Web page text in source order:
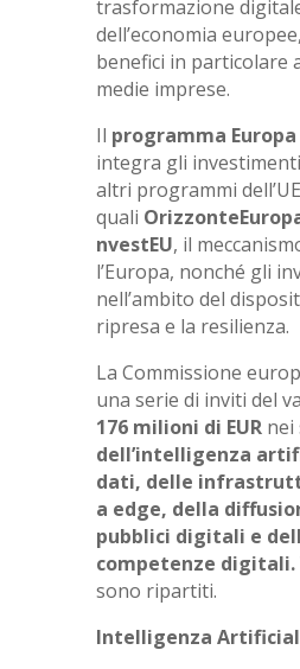
trasformazione
dell’economia
benefici in particolare
medie imprese.
Il programma
integra gli
altri programmi
quali
nvestEU, il
l’Europa, nonché gli
nell’ambito del
ripresa e la resilienza.
La Commissione
una serie di inviti del
176 milioni di EURnei
dell’intelligenza
dati, delle
a edge, della
pubblici digitali e
competenze digitali.
sono ripartiti.
Intelligenza